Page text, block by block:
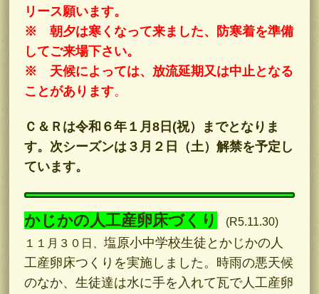
リース願います。
※ 朝夕は寒くなって来ました、防寒着を準備
してご来場下さい。
※ 天候によっては、放流延期又は中止となる
ことがあります。
Ｃ＆Ｒは令和６年１月8日(祝）までとなりま
す。次シーズンは３月２日（土）解禁を予定し
ています。
かじかの人工産卵床づくり
(R5.11.30)
​​​​​１１月３０日、塩原小中学校生徒とかじかの人
工産卵床つくりを実施しました。時雨の悪天候
のなか、生徒達は水に手を入れて瓦で人工産卵